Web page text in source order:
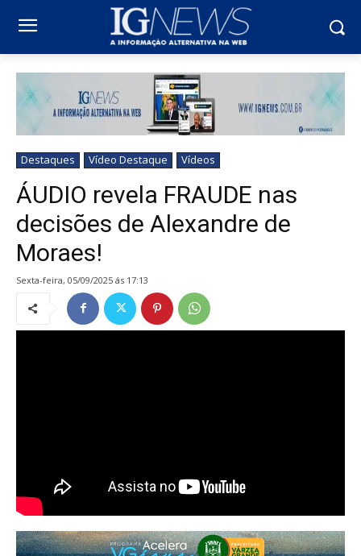
Destaques Vídeo Destaque Vídeos
ÁUDIO revela FRAUDE nas
decisões de Alexandre de
Moraes!
sexta-feira, 05/09/2025 ás 17:13